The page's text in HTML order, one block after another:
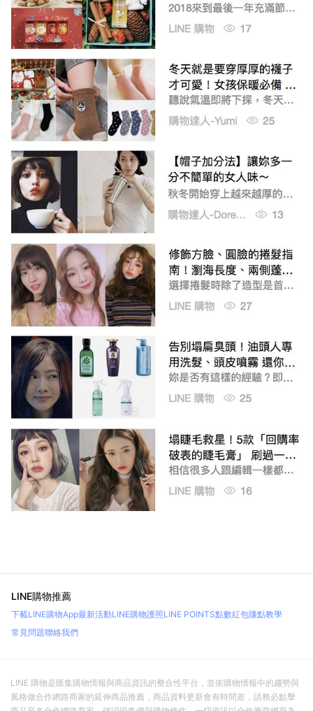
LINE購物推薦
下載LINE購物App最新活動LINE購物護照LINE POINTS點數紅包賺點教學
常見問題聯絡我們
LINE 購物是匯集購物情報與商品資訊的整合性平台，並依購物情報中的趨勢與
風格做合作網路商家的延伸商品推薦，商品資料更新會有時間差，請務必點擊